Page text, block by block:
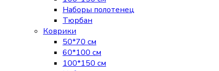
Наборы полотенец
Тюрбан
Коврики
50*70 см
60*100 см
100*150 см